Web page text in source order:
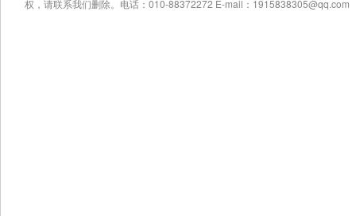
权，请联系我们删除。电话：010-88372272 E-mail：1915838305@qq.com